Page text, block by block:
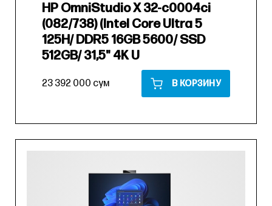
HP OmniStudio X 32-c0004ci
(082/738) (Intel Core Ultra 5
125H/ DDR5 16GB 5600/ SSD
512GB/ 31,5" 4K U
23 392 000 сум В КОРЗИНУ